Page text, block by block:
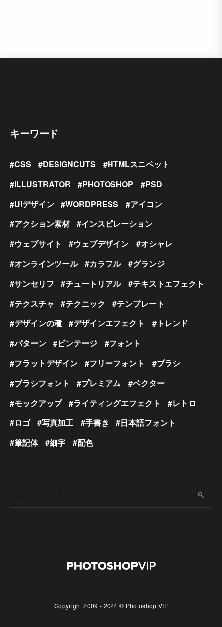
キーワード
CSS DESIGNCUTS
HTMLスニペット
ILLUSTRATOR
PHOTOSHOP
PSD
UIデザイン
WORDPRESS
アイコン
アクション素材
インスピレーション
ウェブサイト
ウェブデザイン
オシャレ
オンラインツール
カラフル
グランジ
サンセリフ
チュートリアル
テキストエフェクト
テクスチャ
テクニック
テンプレート
デザインの種
デザインエフェクト
トレンド
パターン
ビンテージ
フォント
フラットデザイン
フリーフォント
ブラシ
ブラシフォント
プレミアム
ベクター
モックアップ
ライティングエフェクト
レトロ
ロゴ
写真加工 手書き
日本語フォント
筆記体
細字 配色
Copyright 2009 - 2024 © Photoshop VIP